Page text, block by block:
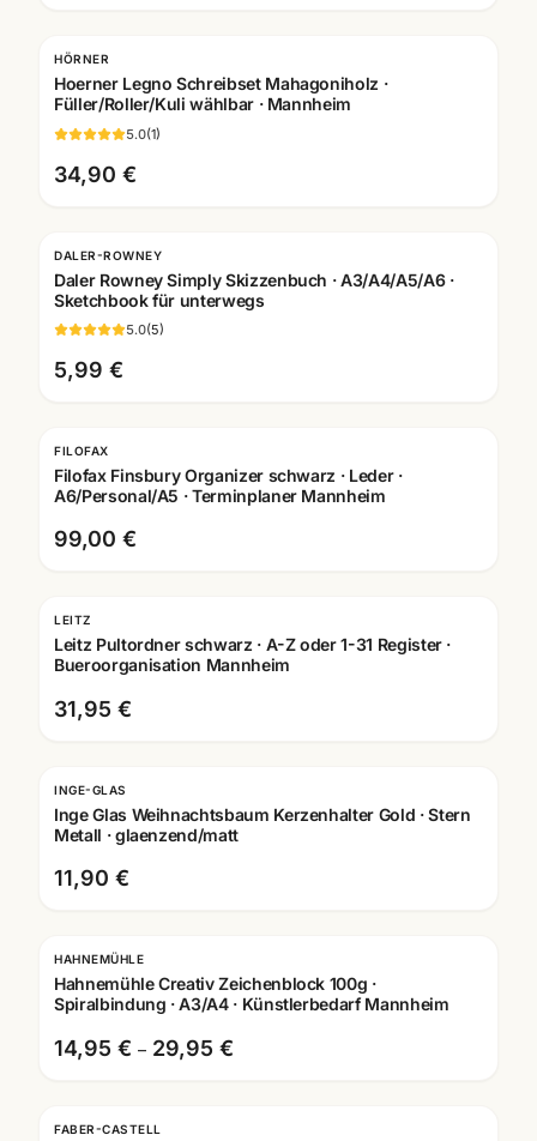
Gravur
HÖRNER
Hoerner Legno Schreibset Mahagoniholz ·
Füller/Roller/Kuli wählbar · Mannheim
5.0(1)
34,90 €
DALER-ROWNEY
Daler Rowney Simply Skizzenbuch · A3/A4/A5/A6 ·
Sketchbook für unterwegs
5.0(5)
5,99 €
FILOFAX
Filofax Finsbury Organizer schwarz · Leder ·
A6/Personal/A5 · Terminplaner Mannheim
99,00 €
LEITZ
Leitz Pultordner schwarz · A-Z oder 1-31 Register ·
Bueroorganisation Mannheim
31,95 €
INGE-GLAS
Inge Glas Weihnachtsbaum Kerzenhalter Gold · Stern
Metall · glaenzend/matt
11,90 €
HAHNEMÜHLE
Hahnemühle Creativ Zeichenblock 100g ·
Spiralbindung · A3/A4 · Künstlerbedarf Mannheim
14,95 € – 29,95 €
FABER-CASTELL